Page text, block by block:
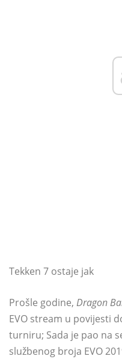
Tekken 7 ostaje jak
Prošle godine, Dragon
EVO stream u povijesti
turniru; Sada je pao na
službenog broja EVO